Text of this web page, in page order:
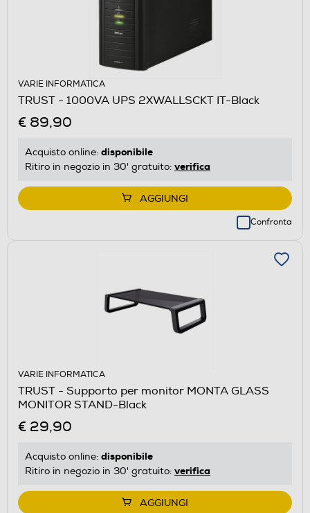
VARIE INFORMATICA
TRUST - 1000VA UPS 2XWALLSCKT IT-Black
€ 89,90
Acquisto online: disponibile
Ritiro in negozio in 30' gratuito: verifica
AGGIUNGI
Confronta
VARIE INFORMATICA
TRUST - Supporto per monitor MONTA GLASS
MONITOR STAND-Black
€ 29,90
Acquisto online: disponibile
Ritiro in negozio in 30' gratuito: verifica
AGGIUNGI